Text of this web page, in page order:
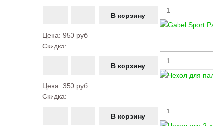
Цена: 950 руб
Скидка:
Цена: 350 руб
Скидка: